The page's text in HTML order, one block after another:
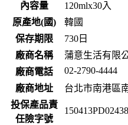
內容量
120mlx30入
原產地(國)
韓國
保存期限
730 日
廠商名稱
蒲意生活有限
廠商電話
02-2790-4444
廠商地址
台北市南港區
投保產品責
任險字號
150413PD02438